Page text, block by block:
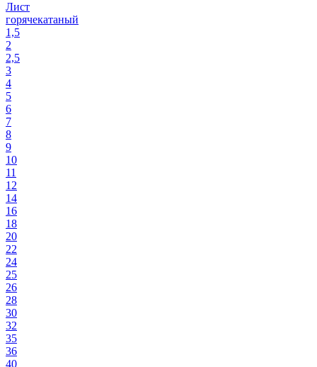
Лист
горячекатаный
1,5
2
2,5
3
4
5
6
7
8
9
10
11
12
14
16
18
20
22
24
25
26
28
30
32
35
36
40